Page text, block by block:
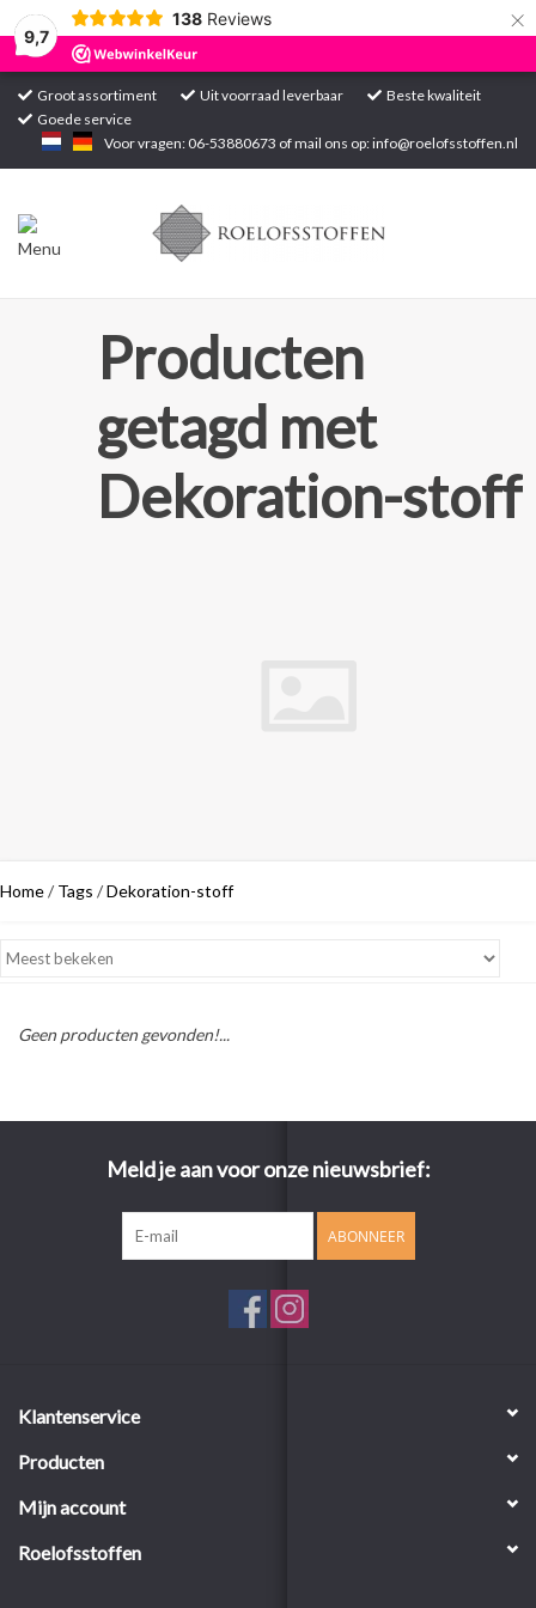
9,7
138 Reviews ×
Groot assortiment Uit voorraad leverbaar
Beste kwaliteit
Goede service
Voor vragen: 06-53880673 of mail ons op:info@roelofsstoffen.nl
Home
Producten
getagd met
Dekoration-stoff
Home/ Tags /Dekoration-stoff
Geen producten gevonden!...
Meld je aan voor onze nieuwsbrief:
ABONNEER
Klantenservice
Producten
Mijn account
Roelofsstoffen